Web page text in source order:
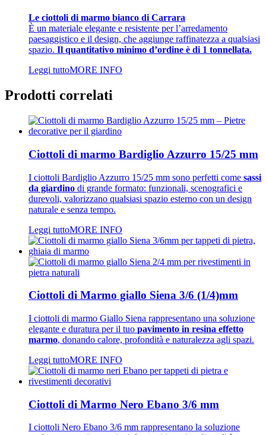
Le ciottoli di marmo bianco di Carrara
È un materiale elegante e resistente per l’arredamento
paesaggistico e il design, che aggiunge raffinatezza a qualsiasi
spazio. Il quantitativo minimo d’ordine è di 1 tonnellata.
Leggi tuttoMORE INFO
Prodotti correlati
Ciottoli di marmo Bardiglio Azzurro 15/25 mm
I ciottoli Bardiglio Azzurro 15/25 mm sono perfetti come sassi
da giardino di grande formato: funzionali, scenografici e
durevoli, valorizzano qualsiasi spazio esterno con un design
naturale e senza tempo.
Leggi tuttoMORE INFO
Ciottoli di Marmo giallo Siena 3/6 (1/4)mm
I ciottoli di marmo Giallo Siena rappresentano una soluzione
elegante e duratura per il tuo pavimento in resina effetto
marmo, donando calore, profondità e naturalezza agli spazi.
Leggi tuttoMORE INFO
Ciottoli di Marmo Nero Ebano 3/6 mm
I ciottoli Nero Ebano 3/6 mm rappresentano la soluzione